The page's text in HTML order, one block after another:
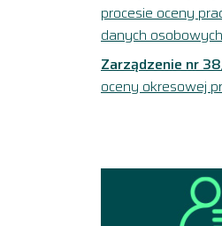
procesie oceny
danych
Zarządzenie nr
oceny okresowej